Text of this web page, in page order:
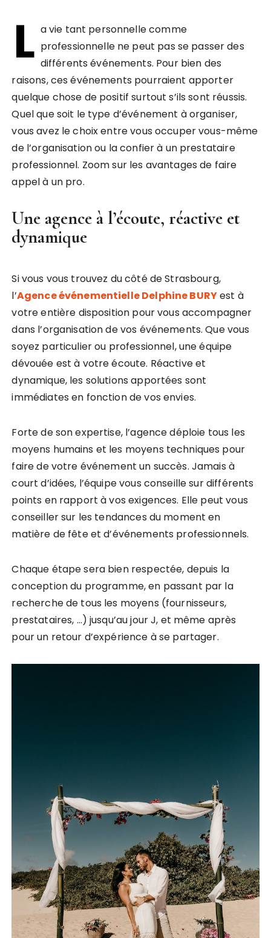
L a vie tant personnelle comme
professionnelle ne peut pas se passer des
différents événements. Pour bien des
raisons, ces événements pourraient apporter
quelque chose de positif surtout s’ils sont réussis.
Quel que soit le type d’événement à organiser,
vous avez le choix entre vous occuper vous-même
de l’organisation ou la confier à un prestataire
professionnel. Zoom sur les avantages de faire
appel à un pro.
Une agence à l’écoute, réactive et
dynamique
Si vous vous trouvez du côté de Strasbourg,
l’Agence événementielle Delphine BURYest à
votre entière disposition pour vous accompagner
dans l’organisation de vos événements. Que vous
soyez particulier ou professionnel, une équipe
dévouée est à votre écoute. Réactive et
dynamique, les solutions apportées sont
immédiates en fonction de vos envies.
Forte de son expertise, l’agence déploie tous les
moyens humains et les moyens techniques pour
faire de votre événement un succès. Jamais à
court d’idées, l’équipe vous conseille sur différents
points en rapport à vos exigences. Elle peut vous
conseiller sur les tendances du moment en
matière de fête et d’événements professionnels.
Chaque étape sera bien respectée, depuis la
conception du programme, en passant par la
recherche de tous les moyens (fournisseurs,
prestataires, …) jusqu’au jour J, et même après
pour un retour d’expérience à se partager.